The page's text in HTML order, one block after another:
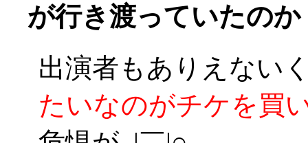
が行き渡っていたのか
出演者もありえない
たいなのがチケを買